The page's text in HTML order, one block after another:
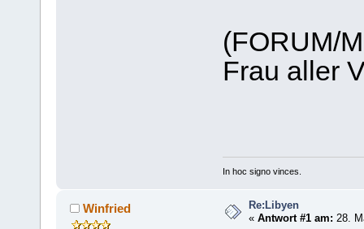
(FORUM/
Frau aller
In hoc signo vinces.
Winfried
Re:Libyen
«Antwort #1 am: 28.